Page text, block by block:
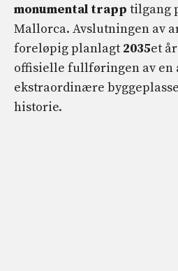
monumental trapp tilgang
Mallorca. Avslutningen av
foreløpig planlagt 2035et
offisielle fullføringen av en
ekstraordinære
historie.